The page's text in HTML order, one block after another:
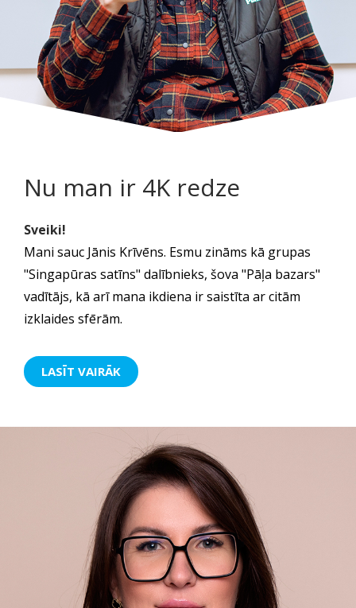
Nu man ir 4K redze
Sveiki!
Mani sauc Jānis Krīvēns. Esmu zināms kā grupas
"Singapūras satīns" dalībnieks, šova "Pāļa bazars"
vadītājs, kā arī mana ikdiena ir saistīta ar citām
izklaides sfērām.
LASĪT VAIRĀK